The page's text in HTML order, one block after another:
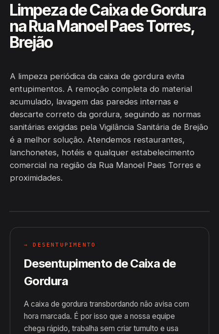
Limpeza de Caixa de Gordura
na Rua Manoel Paes Torres,
Brejão
A limpeza periódica da caixa de gordura evita
entupimentos. A remoção completa do material
acumulado, lavagem das paredes internas e
descarte correto da gordura, seguindo as normas
sanitárias exigidas pela Vigilância Sanitária de Brejão
é a melhor solução. Atendemos restaurantes,
lanchonetes, hotéis e qualquer estabelecimento
comercial na região da Rua Manoel Paes Torres e
proximidades.
→ DESENTUPIMENTO
Desentupimento de Caixa de
Gordura
A caixa de gordura transbordando não avisa com
hora marcada. É por isso que a nossa equipe
chega rápido, trabalha sem criar tumulto e usa